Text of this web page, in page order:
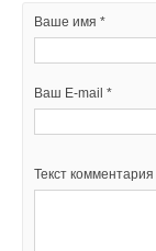
Ваше имя *
Ваш E-mail *
Текст комментария